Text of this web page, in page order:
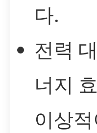
다.
전력
너지
이상